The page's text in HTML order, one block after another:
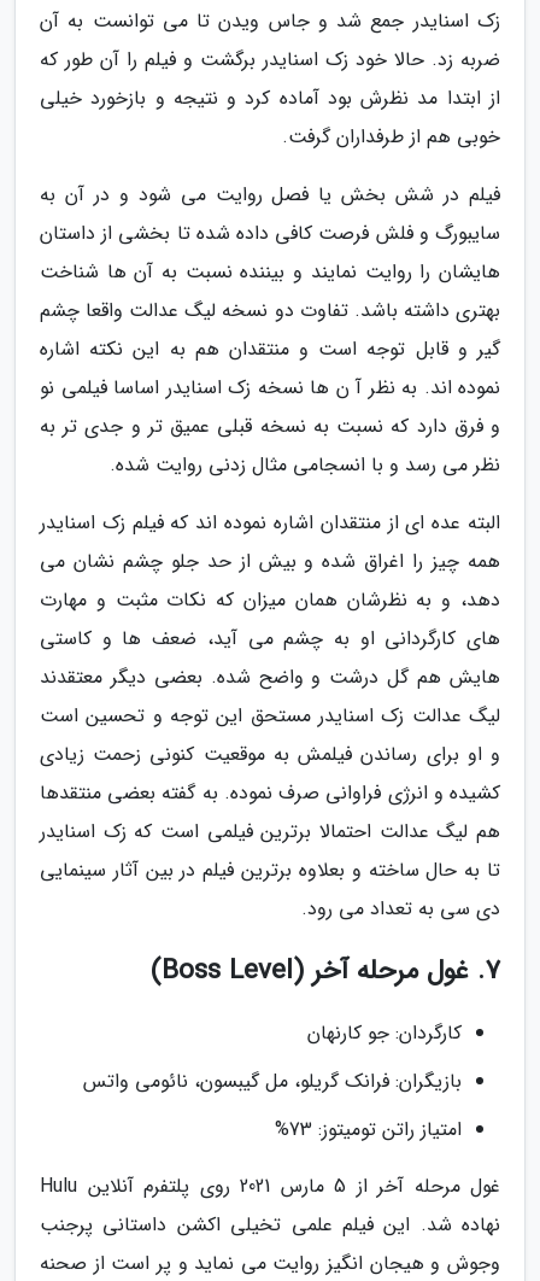
زک اسنایدر جمع شد و جاس ویدن تا می توانست به آن
ضربه زد. حالا خود زک اسنایدر برگشت و فیلم را آن طور که
از ابتدا مد نظرش بود آماده کرد و نتیجه و بازخورد خیلی
خوبی هم از طرفداران گرفت.
فیلم در شش بخش یا فصل روایت می شود و در آن به
سایبورگ و فلش فرصت کافی داده شده تا بخشی از داستان
هایشان را روایت نمایند و بیننده نسبت به آن ها شناخت
بهتری داشته باشد. تفاوت دو نسخه لیگ عدالت واقعا چشم
گیر و قابل توجه است و منتقدان هم به این نکته اشاره
نموده اند. به نظر آ ن ها نسخه زک اسنایدر اساسا فیلمی نو
و فرق دارد که نسبت به نسخه قبلی عمیق تر و جدی تر به
نظر می رسد و با انسجامی مثال زدنی روایت شده.
البته عده ای از منتقدان اشاره نموده اند که فیلم زک اسنایدر
همه چیز را اغراق شده و بیش از حد جلو چشم نشان می
دهد، و به نظرشان همان میزان که نکات مثبت و مهارت
های کارگردانی او به چشم می آید، ضعف ها و کاستی
هایش هم گل درشت و واضح شده. بعضی دیگر معتقدند
لیگ عدالت زک اسنایدر مستحق این توجه و تحسین است
و او برای رساندن فیلمش به موقعیت کنونی زحمت زیادی
کشیده و انرژی فراوانی صرف نموده. به گفته بعضی منتقدها
هم لیگ عدالت احتمالا برترین فیلمی است که زک اسنایدر
تا به حال ساخته و بعلاوه برترین فیلم در بین آثار سینمایی
دی سی به تعداد می رود.
7. غول مرحله آخر (Boss Level)
کارگردان: جو کارنهان
بازیگران: فرانک گریلو، مل گیبسون، نائومی واتس
امتیاز راتن تومیتوز: 73%
غول مرحله آخر از 5 مارس 2021 روی پلتفرم آنلاین Hulu
نهاده شد. این فیلم علمی تخیلی اکشن داستانی پرجنب
وجوش و هیجان انگیز روایت می نماید و پر است از صحنه